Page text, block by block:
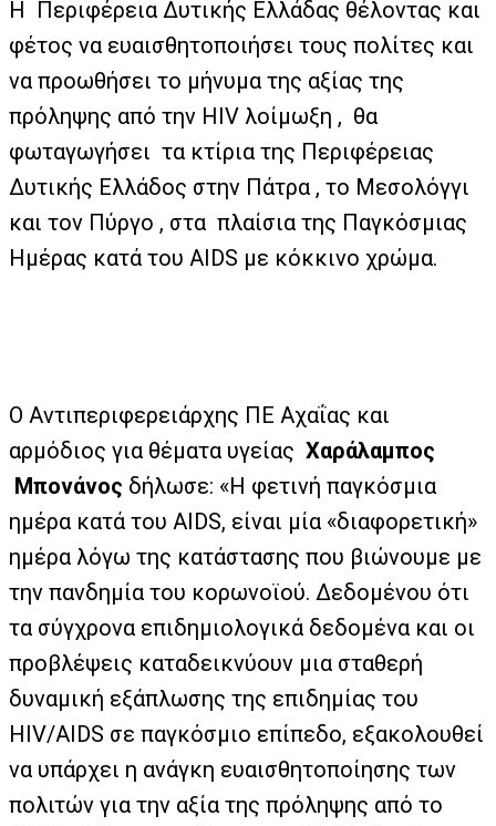
Η Περιφέρεια Δυτικής Ελλάδας θέλοντας και
φέτος να ευαισθητοποιήσει τους πολίτες και
να προωθήσει το μήνυμα της αξίας της
πρόληψης από την HIV λοίμωξη , θα
φωταγωγήσει τα κτίρια της Περιφέρειας
Δυτικής Ελλάδος στην Πάτρα , το Μεσολόγγι
και τον Πύργο , στα πλαίσια της Παγκόσμιας
Ημέρας κατά του AIDS με κόκκινο χρώμα.
Ο Αντιπεριφερειάρχης ΠΕ Αχαΐας και
αρμόδιος για θέματα υγείας Χαράλαμπος
Μπονάνος δήλωσε: «Η φετινή παγκόσμια
ημέρα κατά του AIDS, είναι μία «διαφορετική»
ημέρα λόγω της κατάστασης που βιώνουμε με
την πανδημία του κορωνοϊού. Δεδομένου ότι
τα σύγχρονα επιδημιολογικά δεδομένα και οι
προβλέψεις καταδεικνύουν μια σταθερή
δυναμική εξάπλωσης της επιδημίας του
HIV/AIDS σε παγκόσμιο επίπεδο, εξακολουθεί
να υπάρχει η ανάγκη ευαισθητοποίησης των
πολιτών για την αξία της πρόληψης από το